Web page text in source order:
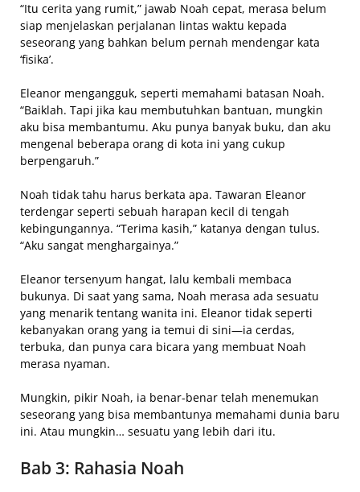
“Itu cerita yang rumit,” jawab Noah cepat, merasa belum
siap menjelaskan perjalanan lintas waktu kepada
seseorang yang bahkan belum pernah mendengar kata
‘fisika’.
Eleanor mengangguk, seperti memahami batasan Noah.
“Baiklah. Tapi jika kau membutuhkan bantuan, mungkin
aku bisa membantumu. Aku punya banyak buku, dan aku
mengenal beberapa orang di kota ini yang cukup
berpengaruh.”
Noah tidak tahu harus berkata apa. Tawaran Eleanor
terdengar seperti sebuah harapan kecil di tengah
kebingungannya. “Terima kasih,” katanya dengan tulus.
“Aku sangat menghargainya.”
Eleanor tersenyum hangat, lalu kembali membaca
bukunya. Di saat yang sama, Noah merasa ada sesuatu
yang menarik tentang wanita ini. Eleanor tidak seperti
kebanyakan orang yang ia temui di sini—ia cerdas,
terbuka, dan punya cara bicara yang membuat Noah
merasa nyaman.
Mungkin, pikir Noah, ia benar-benar telah menemukan
seseorang yang bisa membantunya memahami dunia baru
ini. Atau mungkin… sesuatu yang lebih dari itu.
Bab 3: Rahasia Noah